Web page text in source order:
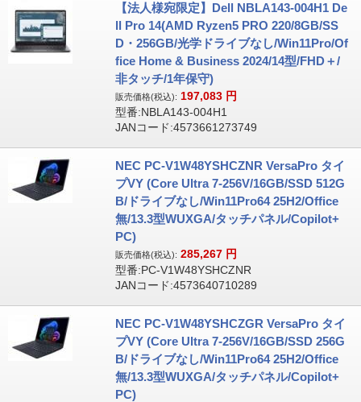
【法人様宛限定】Dell NBLA143-004H1 De
ll Pro 14(AMD Ryzen5 PRO 220/8GB/SS
D・256GB/光学ドライブなし/Win11Pro/Of
fice Home & Business 2024/14型/FHD＋/
非タッチ/1年保守)
販売価格(税込): 197,083 円
型番:NBLA143-004H1
JANコード:4573661273749
NEC PC-V1W48YSHCZNR VersaPro タイ
プVY (Core Ultra 7-256V/16GB/SSD 512G
B/ドライブなし/Win11Pro64 25H2/Office
無/13.3型WUXGA/タッチパネル/Copilot+
PC)
販売価格(税込): 285,267 円
型番:PC-V1W48YSHCZNR
JANコード:4573640710289
NEC PC-V1W48YSHCZGR VersaPro タイ
プVY (Core Ultra 7-256V/16GB/SSD 256G
B/ドライブなし/Win11Pro64 25H2/Office
無/13.3型WUXGA/タッチパネル/Copilot+
PC)